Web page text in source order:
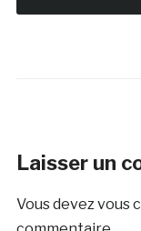
Laisser un
Vous devezvous